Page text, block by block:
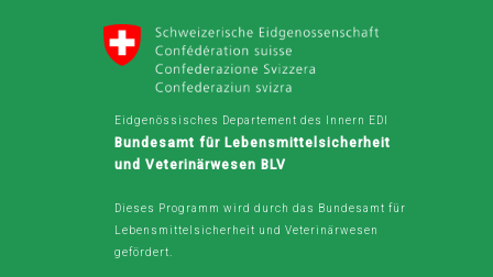
Eidgenössisches Departement des Innern EDI
Bundesamt für Lebensmittelsicherheit
und Veterinärwesen BLV
Dieses Programm wird durch das Bundesamt für
Lebensmittelsicherheit und Veterinärwesen
gefördert.